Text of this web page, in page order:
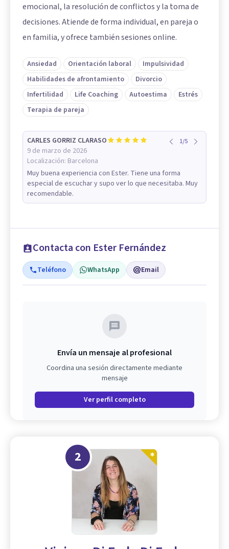
emocional, la resolución de conflictos y la toma de
decisiones. Atiende de forma individual, en pareja o
en familia, y ofrece también sesiones online.
Ansiedad Orientación laboral
Impulsividad
Habilidades de afrontamiento
Divorcio
Infertilidad
Life Coaching Autoestima
Estrés
Terapia de pareja
CARLES GORRIZ CLARASO
9 de marzo de 2026
Localización: Barcelona
1/5
Muy buena experiencia con Ester. Tiene una forma
especial de escuchar y supo ver lo que necesitaba. Muy
recomendable.
Contacta con Ester Fernández
Teléfono WhatsApp Email
Envía un mensaje al profesional
Coordina una sesión directamente mediante
mensaje
Ver perfil completo
2